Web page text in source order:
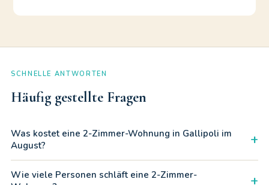
SCHNELLE ANTWORTEN
Häufig gestellte Fragen
Was kostet eine 2-Zimmer-Wohnung in Gallipoli im
August?
+
Die Preise variieren je nach Lage, Meeresabstand und
Wie viele Personen schläft eine 2-Zimmer-
+